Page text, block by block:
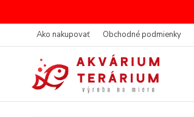
Ako nakupovať Obchodné podmienky